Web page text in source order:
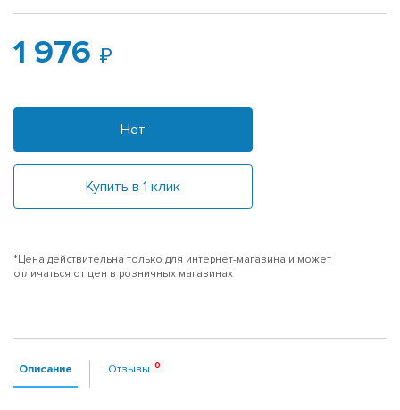
1 976
Нет
Купить в 1 клик
*Цена действительна только для интернет-магазина и может
отличаться от цен в розничных магазинах
Описание Отзывы